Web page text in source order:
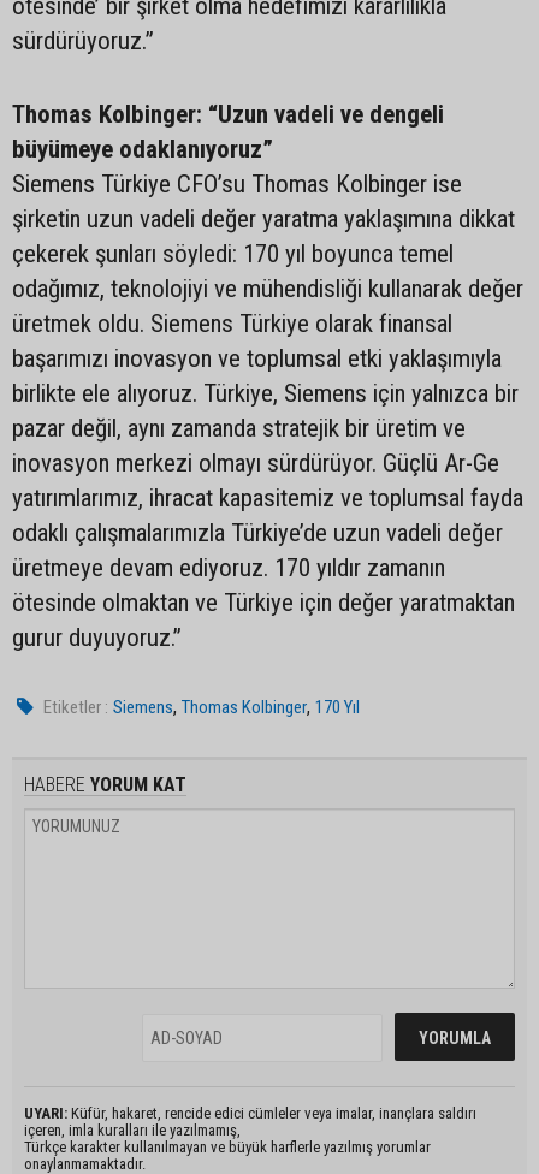
ötesinde’ bir şirket olma hedefimizi kararlılıkla
sürdürüyoruz.”
Thomas Kolbinger: “Uzun vadeli ve dengeli
büyümeye odaklanıyoruz”
Siemens Türkiye CFO’su Thomas Kolbinger ise
şirketin uzun vadeli değer yaratma yaklaşımına dikkat
çekerek şunları söyledi: 170 yıl boyunca temel
odağımız, teknolojiyi ve mühendisliği kullanarak değer
üretmek oldu. Siemens Türkiye olarak finansal
başarımızı inovasyon ve toplumsal etki yaklaşımıyla
birlikte ele alıyoruz. Türkiye, Siemens için yalnızca bir
pazar değil, aynı zamanda stratejik bir üretim ve
inovasyon merkezi olmayı sürdürüyor. Güçlü Ar-Ge
yatırımlarımız, ihracat kapasitemiz ve toplumsal fayda
odaklı çalışmalarımızla Türkiye’de uzun vadeli değer
üretmeye devam ediyoruz. 170 yıldır zamanın
ötesinde olmaktan ve Türkiye için değer yaratmaktan
gurur duyuyoruz.’’
Etiketler : Siemens,Thomas Kolbinger,170 Yıl
HABERE YORUM KAT
UYARI: Küfür, hakaret, rencide edici cümleler veya imalar, inançlara saldırı
içeren, imla kuralları ile yazılmamış,
Türkçe karakter kullanılmayan ve büyük harflerle yazılmış yorumlar
onaylanmamaktadır.